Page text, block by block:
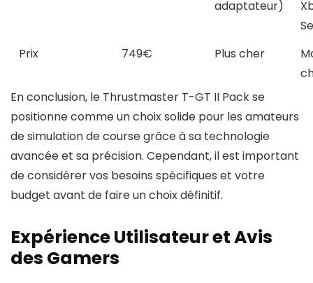
adaptateur)
Prix
749€ Plus cher
En conclusion, le Thrustmaster T-GT II Pack se
positionne comme un choix solide pour les amateurs
de simulation de course grâce à sa technologie
avancée et sa précision. Cependant, il est important
de considérer vos besoins spécifiques et votre
budget avant de faire un choix définitif.
Expérience Utilisateur et Avis
des Gamers